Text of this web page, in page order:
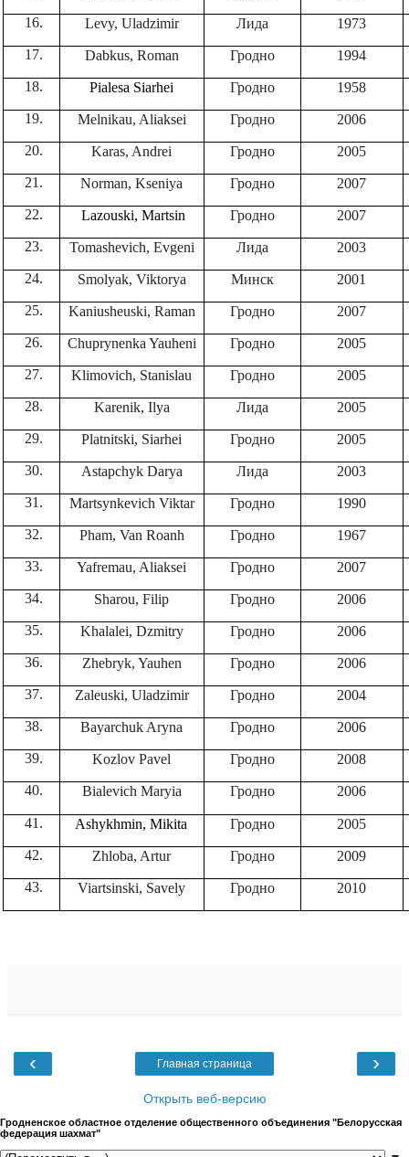
Levy, Uladzimir Лида 1973
Dabkus, Roman Гродно 1994
Pialesa Siarhei Гродно 1958
Melnikau, Aliaksei Гродно 2006
Karas, Andrei Гродно 2005
Norman, Kseniya Гродно 2007
Lazouski, Martsin Гродно 2007
Tomashevich, Evgeni Лида 2003
Smolyak, Viktorya Минск 2001
Kaniusheuski, Raman Гродно 2007
Chuprynenka Yauheni Гродно 2005
Klimovich, Stanislau Гродно 2005
Karenik, Ilya Лида 2005
Platnitski, Siarhei Гродно 2005
Astapchyk Darya Лида 2003
Martsynkevich Viktar Гродно 1990
Pham, Van Roanh Гродно 1967
Yafremau, Aliaksei Гродно 2007
Sharou, Filip Гродно 2006
Khalalei, Dzmitry Гродно 2006
Zhebryk, Yauhen Гродно 2006
Zaleuski, Uladzimir Гродно 2004
Bayarchuk Aryna Гродно 2006
Kozlov Pavel Гродно 2008
Bialevich Maryia Гродно 2006
Ashykhmin, Mikita Гродно 2005
Zhloba, Artur Гродно 2009
Viartsinski, Savely Гродно 2010
‹ ›
Главная страница
Открыть веб-версию
Гродненское областное отделение общественного объединения "Белорусская
федерация шахмат"